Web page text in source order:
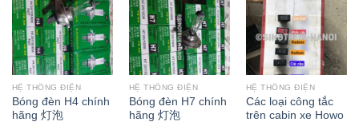
HỆ THỐNG ĐIỆN
Bóng đèn H4 chính
hãng 灯泡
HỆ THỐNG ĐIỆN
Bóng đèn H7 chính
hãng 灯泡
HỆ THỐNG ĐIỆN
Các loại công tắc
trên cabin xe Howo